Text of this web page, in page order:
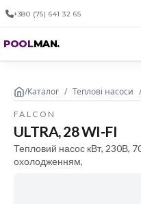
+380 (75) 641 32 65
POOLMAN.
/Каталог / Теплові насоси /
FALCON
ULTRA, 28 WI-FI
Тепловий насос кВт, 230В,
охолодженням,